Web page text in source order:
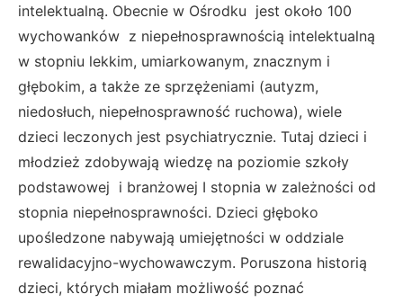
intelektualną. Obecnie w Ośrodku jest około 100
wychowanków z niepełnosprawnością intelektualną
w stopniu lekkim, umiarkowanym, znacznym i
głębokim, a także ze sprzężeniami (autyzm,
niedosłuch, niepełnosprawność ruchowa), wiele
dzieci leczonych jest psychiatrycznie. Tutaj dzieci i
młodzież zdobywają wiedzę na poziomie szkoły
podstawowej i branżowej I stopnia w zależności od
stopnia niepełnosprawności. Dzieci głęboko
upośledzone nabywają umiejętności w oddziale
rewalidacyjno-wychowawczym. Poruszona historią
dzieci, których miałam możliwość poznać